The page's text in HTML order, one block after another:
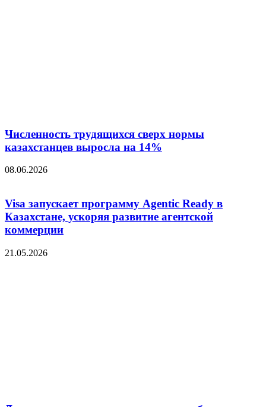
Численность трудящихся сверх нормы
казахстанцев выросла на 14%
08.06.2026
Visa запускает программу Agentic Ready в
Казахстане, ускоряя развитие агентской
коммерции
21.05.2026